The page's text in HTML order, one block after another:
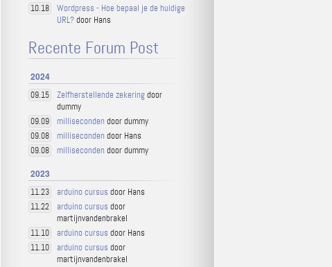
10.18
Wordpress - Hoe bepaal je de huidige
URL?door Hans
Recente Forum Post
2024
09.15 Zelfherstellende zekeringdoor
dummy
09.09 milliseconden door dummy
09.08 milliseconden door Hans
09.08 milliseconden door dummy
2023
11.23 arduino cursus door Hans
11.22 arduino cursus door
martijnvandenbrakel
11.10 arduino cursus door Hans
11.10 arduino cursus door
martijnvandenbrakel